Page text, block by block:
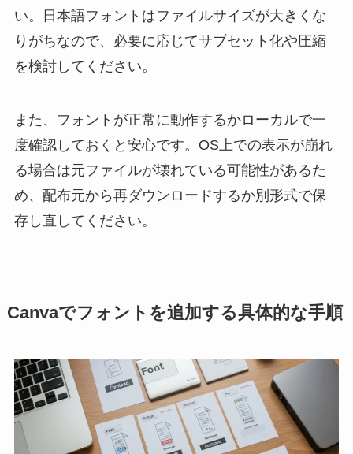
い。日本語フォントはファイルサイズが大きくな
りがちなので、必要に応じてサブセット化や圧縮
を検討してください。
また、フォントが正常に動作するかローカルで一
度確認しておくと安心です。OS上での表示が崩れ
る場合は元ファイルが壊れている可能性があるた
め、配布元から再ダウンロードするか別形式で保
存し直してください。
Canvaでフォントを追加する具体的な手順